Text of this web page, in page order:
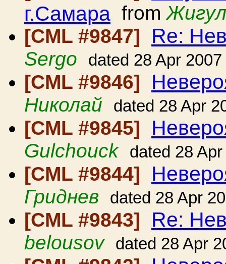
г.Самара from
[CML #9847]
Re:
Sergo dated 28 Apr 2007
[CML #9846]
Николай dated 28 Apr
[CML #9845]
Gulchouck dated 28
[CML #9844]
Гриднев dated 28 Apr
[CML #9843] Re:
belousov dated 28 Apr